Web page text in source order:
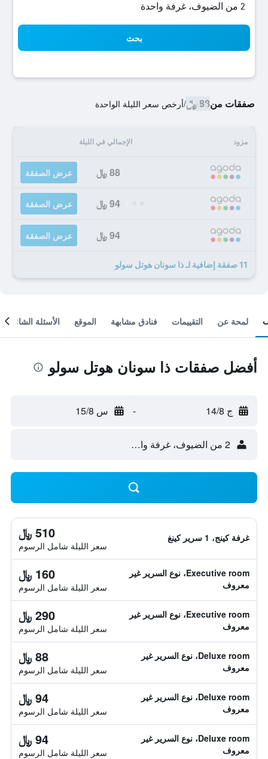
2 من الضيوف، غرفة واحدة
بحث
صفقات من88 ﷼ /أرخص سعر الليلة الواحدة
مزود الإجمالي في الليلة
88 ﷼ عرض الصفقة
94 ﷼ عرض الصفقة
94 ﷼ عرض الصفقة
11 صفقة إضافية لـ ذا سونان هوتل سولو
لمحة عن التقييمات فنادق مشابهة الموقع الأسئلة الشائعة
أفضل صفقات ذا سونان هوتل سولو
ج 14/8 - س 15/8
2 من الضيوف، غرفة واحدة
غرفة كينج، 1 سرير كينغ 510 ﷼
سعر الليلة شامل الرسوم
Executive room، نوع السرير غير
معروف
160 ﷼
سعر الليلة شامل الرسوم
Executive room، نوع السرير غير
معروف
290 ﷼
سعر الليلة شامل الرسوم
Deluxe room، نوع السرير غير
معروف
88 ﷼
سعر الليلة شامل الرسوم
Deluxe room، نوع السرير غير
معروف
94 ﷼
سعر الليلة شامل الرسوم
Deluxe room، نوع السرير غير
معروف
94 ﷼
سعر الليلة شامل الرسوم